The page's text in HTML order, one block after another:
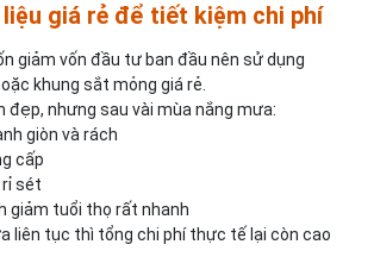
liệu giá rẻ để tiết kiệm chi phí
giảm vốn đầu tư ban đầu nên sử dụng
khung sắt mỏng giá rẻ.
đẹp, nhưng sau vài mùa nắng mưa:
giòn và rách
cấp
rỉ sét
giảm tuổi thọ rất nhanh
liên tục thì tổng chi phí thực tế lại còn cao